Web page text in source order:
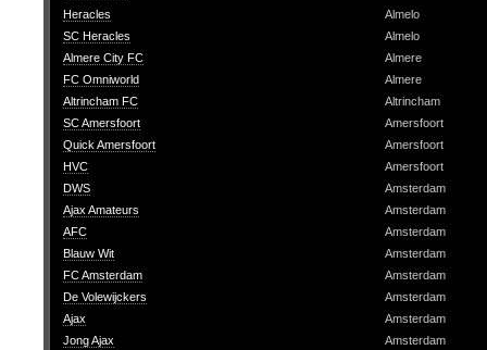
Heracles
Almelo
SC Heracles
Almelo
Almere City FC
Almere
FC Omniworld
Almere
Altrincham FC
Altrincham
SC Amersfoort
Amersfoort
Quick Amersfoort
Amersfoort
HVC
Amersfoort
DWS
Amsterdam
Ajax Amateurs
Amsterdam
AFC
Amsterdam
Blauw Wit
Amsterdam
FC Amsterdam
Amsterdam
De Volewijckers
Amsterdam
Ajax
Amsterdam
Jong Ajax
Amsterdam